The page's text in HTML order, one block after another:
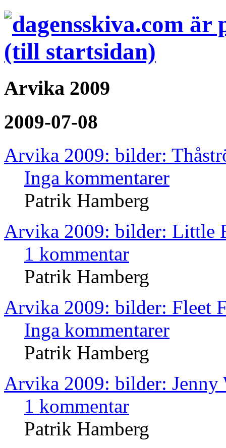
Arvika 2009
2009-07-08
Arvika 2009: bilder:
Inga kommentarer
Patrik Hamberg
Arvika 2009: bilder: Little
1 kommentar
Patrik Hamberg
Arvika 2009: bilder: Fleet
Inga kommentarer
Patrik Hamberg
Arvika 2009: bilder: Jenny
1 kommentar
Patrik Hamberg